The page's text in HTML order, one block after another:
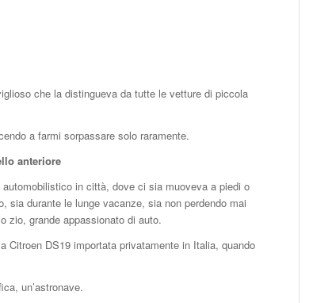
che la distingueva da tutte le vetture di piccola
a farmi sorpassare solo raramente.
anteriore
in città, dove ci sia muoveva a piedi o
sia durante le lunge vacanze, sia non perdendo mai
zio, grande appassionato di auto.
Citroen DS19 importata privatamente in Italia, quando
un’astronave.